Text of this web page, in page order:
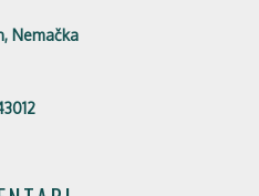
Nemačka